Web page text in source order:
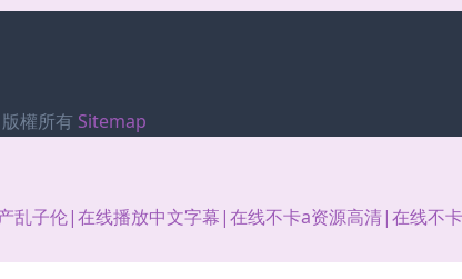
版權所有 Sitemap
子伦|在线播放中文字幕|在线不卡a资源高清|在线不
狠狠擼成人AV 无码内射激情影院 自拍AV网 91丝腿 大香蕉青草 五月天影